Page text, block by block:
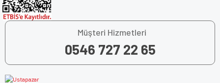
Müşteri Hizmetleri
0546 727 22 65